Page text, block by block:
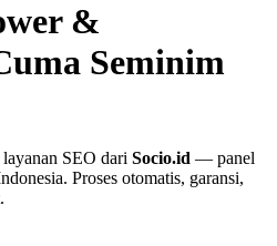
&
Seminim
SEO dari Socio.id — panel
Proses otomatis, garansi,